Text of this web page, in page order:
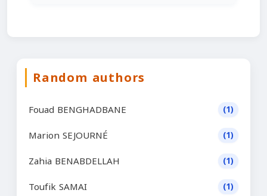
Random authors
Fouad BENGHADBANE (1)
Marion SEJOURNÉ (1)
Zahia BENABDELLAH (1)
Toufik SAMAI (1)